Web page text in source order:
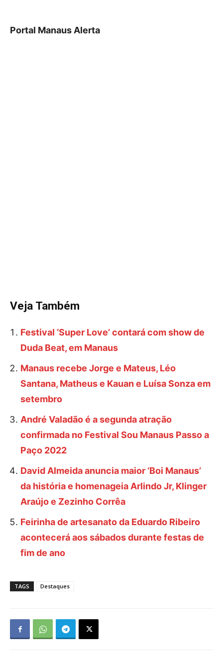
Portal Manaus Alerta
Veja Também
Festival ‘Super Love’ contará com show de
Duda Beat, em Manaus
Manaus recebe Jorge e Mateus, Léo
Santana, Matheus e Kauan e Luísa Sonza em
setembro
André Valadão é a segunda atração
confirmada no Festival Sou Manaus Passo a
Paço 2022
David Almeida anuncia maior ‘Boi Manaus’
da história e homenageia Arlindo Jr, Klinger
Araújo e Zezinho Corrêa
Feirinha de artesanato da Eduardo Ribeiro
acontecerá aos sábados durante festas de
fim de ano
TAGS Destaques